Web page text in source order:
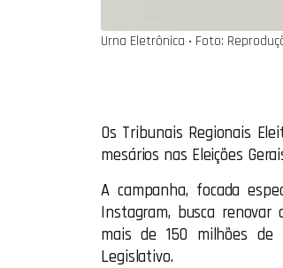
Urna Eletrônica ‧ Foto:
Os Tribunais Regionais
mesários nas Eleições
A campanha, focada
Instagram, busca
mais de 150 milhões de
Legislativo.